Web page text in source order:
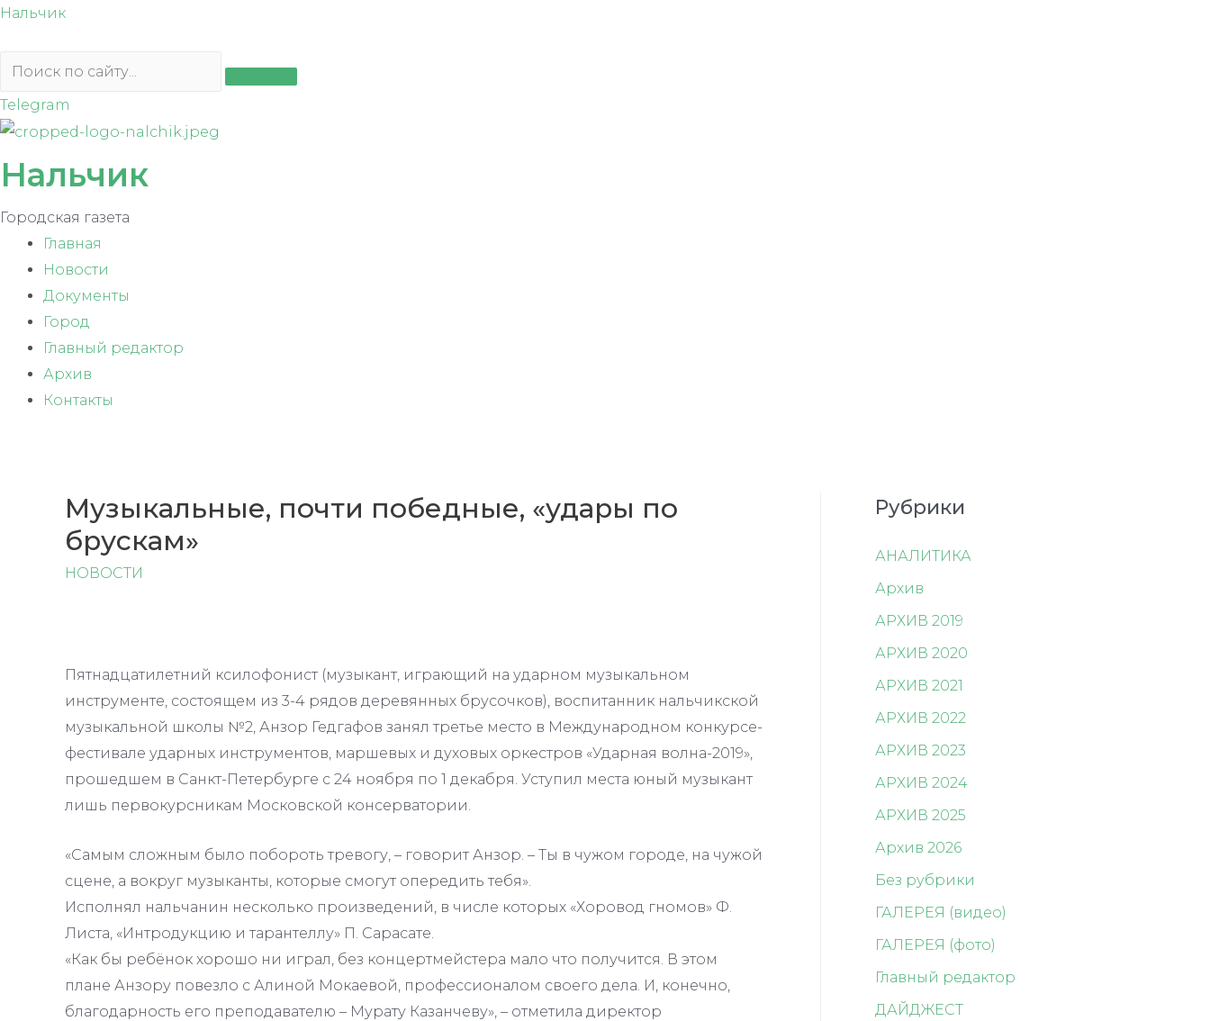
Перейти
содержимому
Нальчик
Telegram
Нальчик
Городская газета
Главная
Новости
Документы
Город
Главный редактор
Архив
Контакты
Музыкальные, почти победные, «удары по
брускам»
НОВОСТИ
Пятнадцатилетний ксилофонист (музыкант, играющий на ударном музыкальном
инструменте, состоящем из 3-4 рядов деревянных брусочков), воспитанник нальчикской
музыкальной школы №2, Анзор Гедгафов занял третье место в Международном конкурсе-
фестивале ударных инструментов, маршевых и духовых оркестров «Ударная волна-2019»,
прошедшем в Санкт-Петербурге с 24 ноября по 1 декабря. Уступил места юный музыкант
лишь первокурсникам Московской консерватории.
«Самым сложным было побороть тревогу, – говорит Анзор. – Ты в чужом городе, на чужой
сцене, а вокруг музыканты, которые смогут опередить тебя».
Исполнял нальчанин несколько произведений, в числе которых «Хоровод гномов» Ф.
Листа, «Интродукцию и тарантеллу» П. Сарасате.
«Как бы ребёнок хорошо ни играл, без концертмейстера мало что получится. В этом
плане Анзору повезло с Алиной Мокаевой, профессионалом своего дела. И, конечно,
благодарность его преподавателю – Мурату Казанчеву», – отметила директор
Рубрики
АНАЛИТИКА
Архив
АРХИВ 2019
АРХИВ 2020
АРХИВ 2021
АРХИВ 2022
АРХИВ 2023
АРХИВ 2024
АРХИВ 2025
Архив 2026
Без рубрики
ГАЛЕРЕЯ (видео)
ГАЛЕРЕЯ (фото)
Главный редактор
ДАЙДЖЕСТ